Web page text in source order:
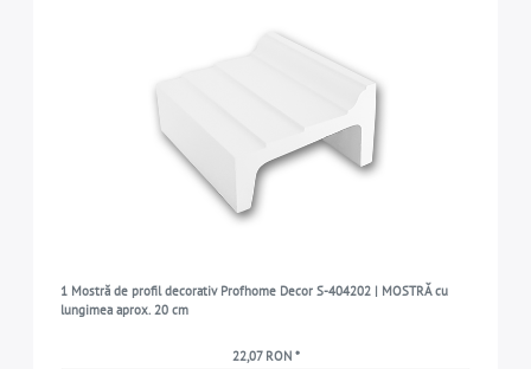
1 Mostră de profil decorativ Profhome Decor S-404202 | MOSTRĂ cu
lungimea aprox. 20 cm
22,07 RON *